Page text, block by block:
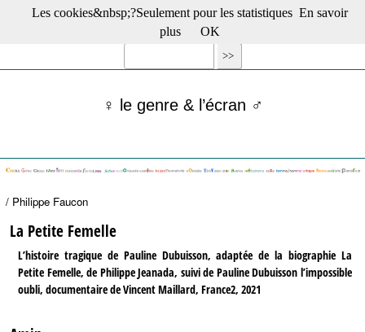
☰ Menu
Films récents
Films -TV/plates-formes
Archives
S’abonner à la Lettre !
♀ le genre & l’écran ♂
/ Philippe Faucon
La Petite Femelle
L’histoire tragique de Pauline Dubuisson, adaptée de la biographie La
Petite Femelle, de Philippe Jeanada, suivi de Pauline Dubuisson l’impossible
oubli, documentaire de Vincent Maillard, France2, 2021
Les cookies&nbsp;?Seulement pour les statistiques En savoir
plus
OK